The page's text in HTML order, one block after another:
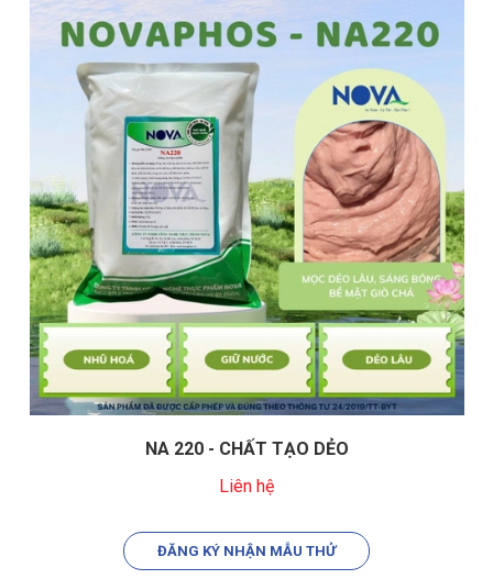
NA 220 - CHẤT TẠO DẺO
Liên hệ
ĐĂNG KÝ NHẬN MẪU THỬ